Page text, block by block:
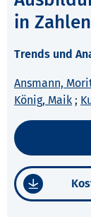
in
Trends und
Ansmann,
König, Maik ;